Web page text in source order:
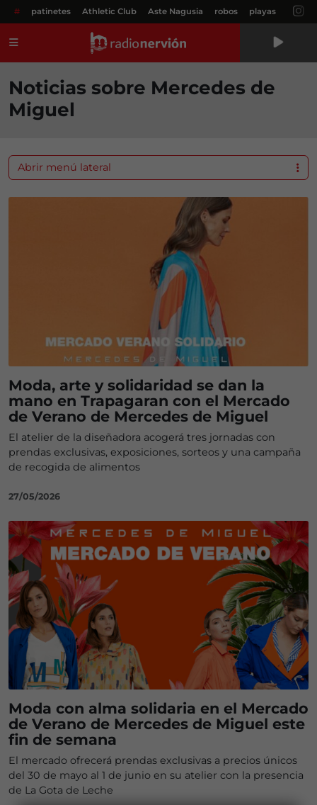
# patinetes Athletic Club Aste Nagusia robos playas
Noticias sobre Mercedes de
Miguel
Moda, arte y solidaridad se dan la
mano en Trapagaran con el Mercado
de Verano de Mercedes de Miguel
El atelier de la diseñadora acogerá tres jornadas con
prendas exclusivas, exposiciones, sorteos y una campaña
de recogida de alimentos
27/05/2026
Moda con alma solidaria en el Mercado
de Verano de Mercedes de Miguel este
fin de semana
El mercado ofrecerá prendas exclusivas a precios únicos
del 30 de mayo al 1 de junio en su atelier con la presencia
de La Gota de Leche
Abrir menú lateral